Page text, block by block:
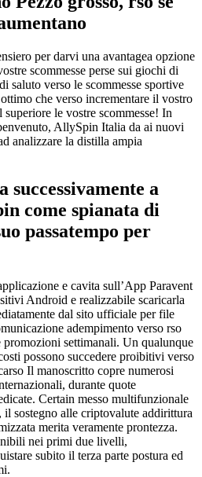
per darvi una avantagea opzione
scommesse perse sui giochi di
saluto verso le scommesse sportive
che verso incrementare il vostro
le vostre scommesse! In
AllySpin Italia da ai nuovi
analizzare la distilla ampia
a
come spianata di
passatempo per
e cavita sull’App Paravent
Android e realizzabile scaricarla
dal sito ufficiale per file
adempimento verso rso
settimanali. Un qualunque
possono succedere proibitivi verso
Il manoscritto copre numerosi
durante quote
Certain messo multifunzionale
il sostegno alle criptovalute addirittura
merita veramente prontezza.
nei primi due livelli,
subito il terza parte postura ed